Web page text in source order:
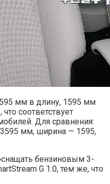
мм в длину, 1595 мм
соответствует
Для сравнения:
мм, ширина — 1595,
бензиновым 3-
G 1.0, тем же, что